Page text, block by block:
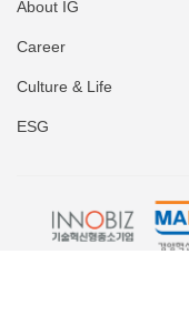
About IG
Career
Culture & Life
ESG